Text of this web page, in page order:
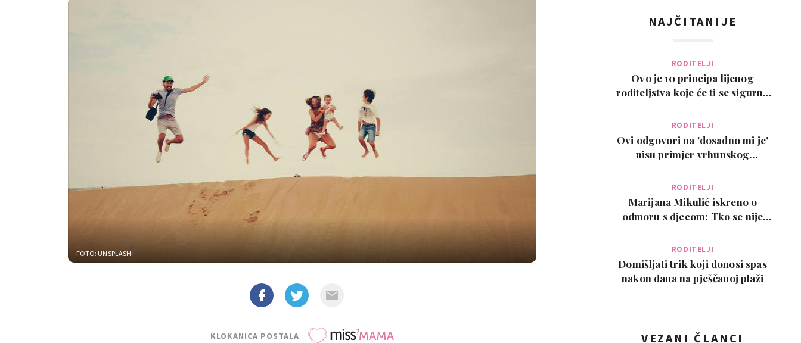
FOTO: UNSPLASH+
KLOKANICA POSTALA
NAJČITANIJE
RODITELJI
Ovo je 10 principa lijenog
roditeljstva koje će ti se sigurno
RODITELJI
Ovi odgovori na 'dosadno mi je'
nisu primjer vrhunskog
RODITELJI
Marijana Mikulić iskreno o
odmoru s djecom: Tko se nije
RODITELJI
Domišljati trik koji donosi spas
nakon dana na pješčanoj plaži
VEZANI ČLANCI